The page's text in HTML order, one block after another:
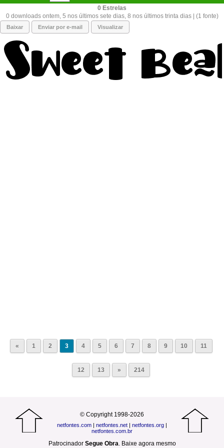
0
0 downloads ontem, 5 nos últimos sete dias, 8 nos últimos trinta dias | (1 fonte)
Baixar Enviar por e-mail Visualizar
« 1 2 3 4 5 6 7 8 9 10 11
12 13 » 214
© Copyright 1998-2026
netfontes.com | netfontes.net | netfontes.org |
netfontes.com.br
Patrocinador Segue Obra. Baixe agora mesmo